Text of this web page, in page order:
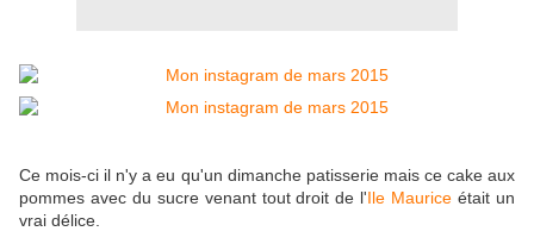
Ce mois-ci il n'y a eu qu'un dimanche patisserie mais ce cake aux
pommes avec du sucre venant tout droit de l'Ile Maurice était un
vrai délice.